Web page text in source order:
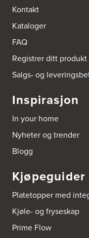
Kontakt
Kataloger
FAQ
Registrer ditt produkt
Salgs- og
Inspirasjon
In your home
Nyheter og trender
Blogg
Kjøpeguider
Platetopper med
Kjøle- og fryseskap
Prime Flow